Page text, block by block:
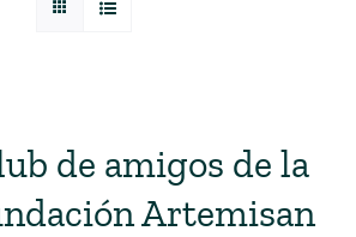
de amigos de la
Artemisan